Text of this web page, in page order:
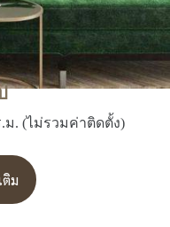
. (ไม่รวมค่าติดตั้ง)
ติม